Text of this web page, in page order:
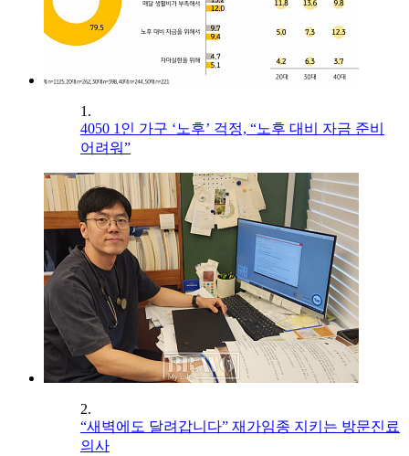
1.
4050 1인 가구 ‘노후’ 걱정, “노후 대비 자금 준비
어려워”
2.
“새벽에도 달려갑니다” 재가임종 지키는 방문진료
의사